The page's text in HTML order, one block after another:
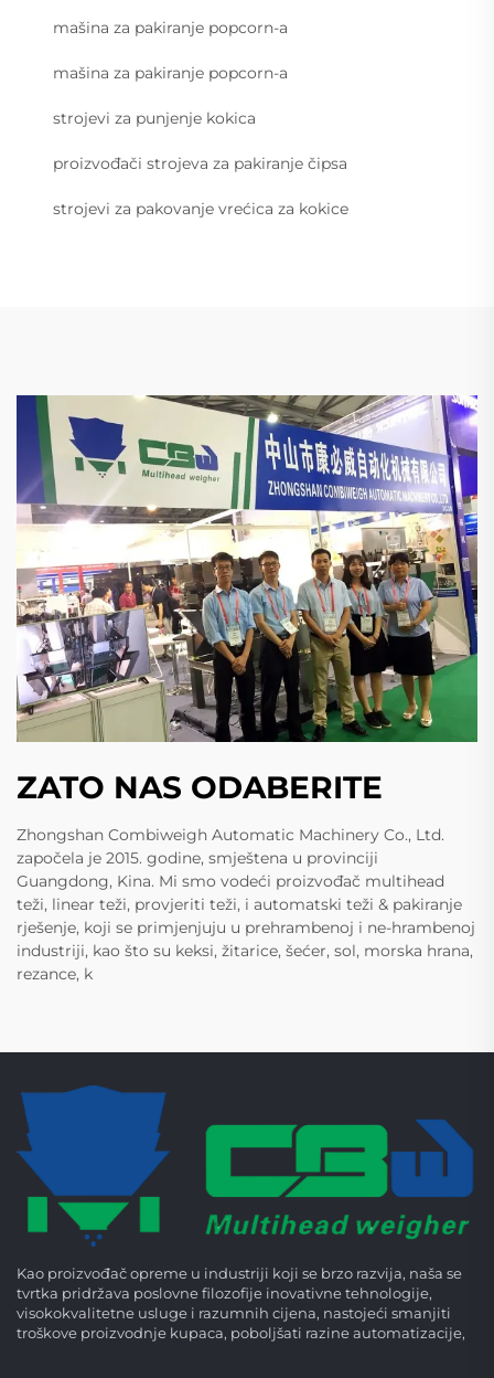
mašina za pakiranje popcorn-a
mašina za pakiranje popcorn-a
strojevi za punjenje kokica
proizvođači strojeva za pakiranje čipsa
strojevi za pakovanje vrećica za kokice
ZATO NAS ODABERITE
Zhongshan Combiweigh Automatic Machinery Co., Ltd.
započela je 2015. godine, smještena u provinciji
Guangdong, Kina. Mi smo vodeći proizvođač multihead
teži, linear teži, provjeriti teži, i automatski teži & pakiranje
rješenje, koji se primjenjuju u prehrambenoj i ne-hrambenoj
industriji, kao što su keksi, žitarice, šećer, sol, morska hrana,
rezance, k
Kao proizvođač opreme u industriji koji se brzo razvija, naša se
tvrtka pridržava poslovne filozofije inovativne tehnologije,
visokokvalitetne usluge i razumnih cijena, nastojeći smanjiti
troškove proizvodnje kupaca, poboljšati razine automatizacije,